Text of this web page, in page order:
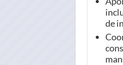
de